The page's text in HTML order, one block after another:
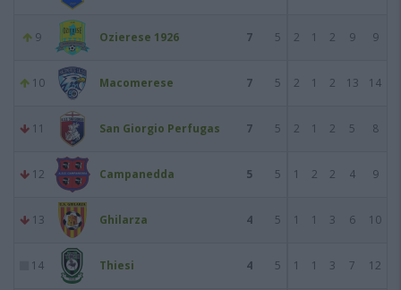
9 Ozierese 1926 7 5 2 1 2 9 9
10 Macomerese 7 5 2 1 2 13 14
11 San Giorgio Perfugas 7 5 2 1 2 5 8
12 Campanedda 5 5 1 2 2 4 9
13 Ghilarza 4 5 1 1 3 6 10
14 Thiesi 4 5 1 1 3 7 12